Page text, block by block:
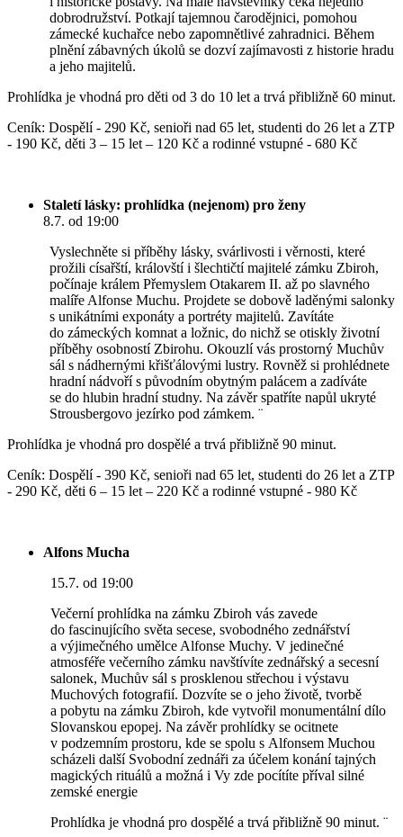
dobrodružství. Potkají tajemnou čarodějnici, pomohou
zámecké kuchařce nebo zapomnětlivé zahradnici. Během
plnění zábavných úkolů se dozví zajímavosti z historie hradu
a jeho majitelů.
Prohlídka je vhodná pro děti od 3 do 10 let a trvá přibližně 60 minut.
Ceník: Dospělí - 290 Kč, senioři nad 65 let, studenti do 26 let a ZTP
- 190 Kč, děti 3 – 15 let – 120 Kč a rodinné vstupné - 680 Kč
Staletí lásky: prohlídka (nejenom) pro ženy
8.7. od 19:00
Vyslechněte si příběhy lásky, svárlivosti i věrnosti, které
prožili císařští, královští i šlechtičtí majitelé zámku Zbiroh,
počínaje králem Přemyslem Otakarem II. až po slavného
malíře Alfonse Muchu. Projdete se dobově laděnými salonky
s unikátními exponáty a portréty majitelů. Zavítáte
do zámeckých komnat a ložnic, do nichž se otiskly životní
příběhy osobností Zbirohu. Okouzlí vás prostorný Muchův
sál s nádhernými křišťálovými lustry. Rovněž si prohlédnete
hradní nádvoří s původním obytným palácem a zadíváte
se do hlubin hradní studny. Na závěr spatříte napůl ukryté
Strousbergovo jezírko pod zámkem. ¨
Prohlídka je vhodná pro dospělé a trvá přibližně 90 minut.
Ceník: Dospělí - 390 Kč, senioři nad 65 let, studenti do 26 let a ZTP
- 290 Kč, děti 6 – 15 let – 220 Kč a rodinné vstupné - 980 Kč
Alfons Mucha
15.7. od 19:00
Večerní prohlídka na zámku Zbiroh vás zavede
do fascinujícího světa secese, svobodného zednářství
a výjimečného umělce Alfonse Muchy. V jedinečné
atmosféře večerního zámku navštívíte zednářský a secesní
salonek, Muchův sál s prosklenou střechou i výstavu
Muchových fotografií. Dozvíte se o jeho životě, tvorbě
a pobytu na zámku Zbiroh, kde vytvořil monumentální dílo
Slovanskou epopej. Na závěr prohlídky se ocitnete
v podzemním prostoru, kde se spolu s Alfonsem Muchou
scházeli další Svobodní zednáři za účelem konání tajných
magických rituálů a možná i Vy zde pocítíte příval silné
zemské energie
Prohlídka je vhodná pro dospělé a trvá přibližně 90 minut. ¨